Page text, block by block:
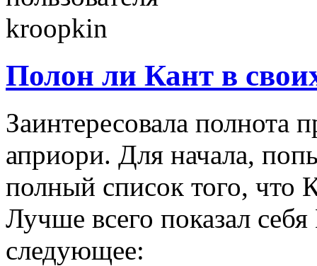
Полон ли Кант в
Заинтересовала полнота
априори. Для начала,
полный список того, что
Лучше всего показал
следующее: